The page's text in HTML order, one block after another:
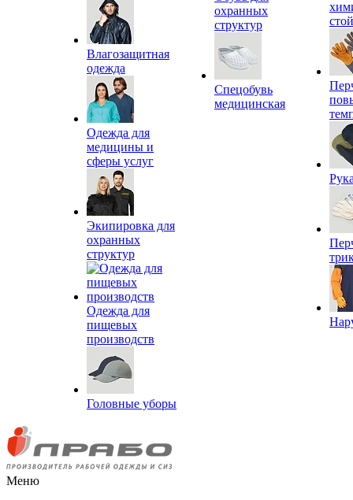
Влагозащитная
одежда
Одежда для
медицины и
сферы услуг
Экипировка для
охранных
структур
Одежда для
пищевых
производств
Головные уборы
охранных
структур
Спецобувь
медицинская
Меню